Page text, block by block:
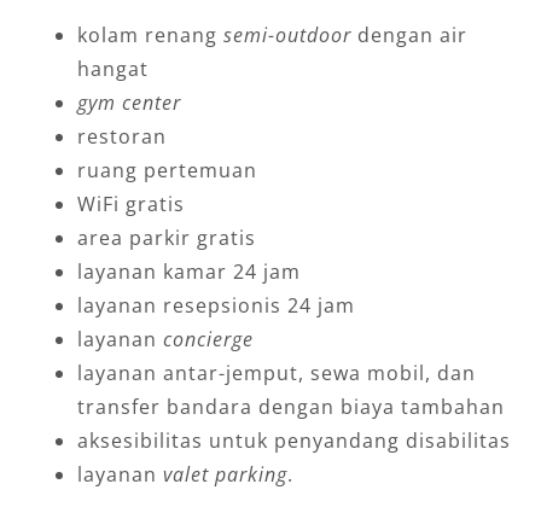
kolam renang semi-outdoordengan air
hangat
gym center
restoran
ruang pertemuan
WiFi gratis
area parkir gratis
layanan kamar 24 jam
layanan resepsionis 24 jam
layanan concierge
layanan antar-jemput, sewa mobil, dan
transfer bandara dengan biaya tambahan
aksesibilitas untuk penyandang disabilitas
layanan valet parking.